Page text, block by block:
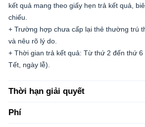
kết quả mang theo giấy hẹn trả kết quả,
chiếu.
+ Trường hợp chưa cấp lại thẻ thường trú
và nêu rõ lý do.
+ Thời gian trả kết quả: Từ thứ 2 đến thứ
Tết, ngày lễ).
Thời hạn giải quyết
Phí